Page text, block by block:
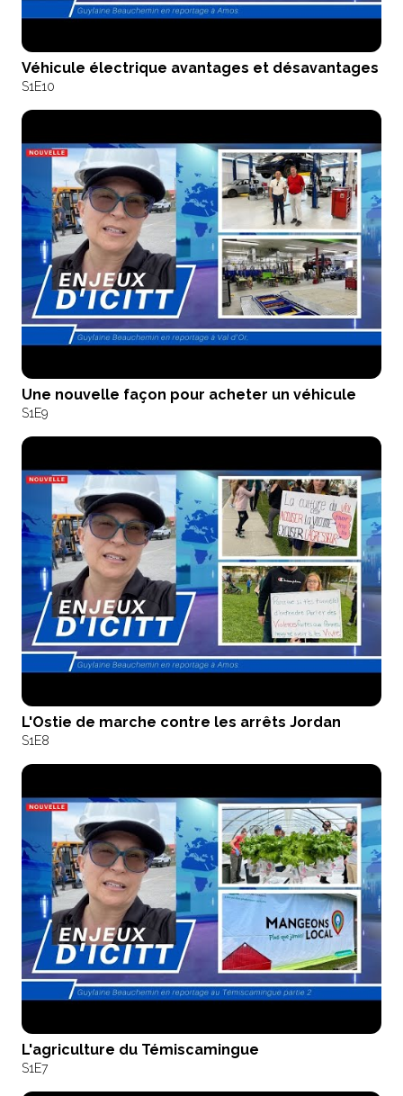
Véhicule électrique avantages et désavantages
S1E10
Une nouvelle façon pour acheter un véhicule
S1E9
L'Ostie de marche contre les arrêts Jordan
S1E8
L'agriculture du Témiscamingue
S1E7